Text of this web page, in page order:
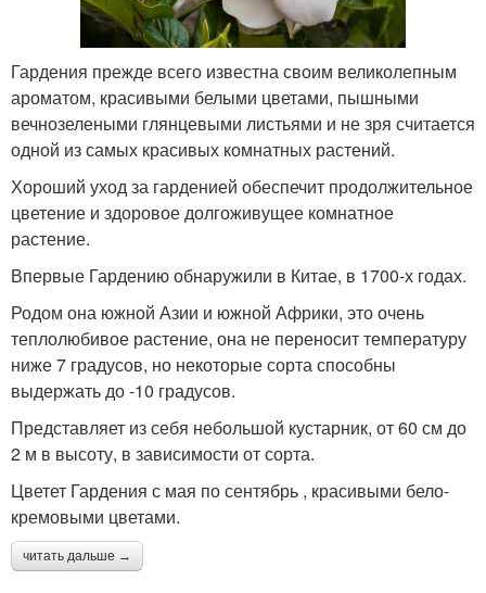
Пассифлоры в
домашних условиях
Условия из семян
Гранат в домашних
условиях
Гортензии в комнатных
условиях
Гардения прежде всего известна своим великолепным
ароматом, красивыми белыми цветами, пышными
вечнозелеными глянцевыми листьями и не зря считается
одной из самых красивых комнатных растений.
Хороший уход за гарденией обеспечит продолжительное
цветение и здоровое долгоживущее комнатное
растение.
Впервые Гардению обнаружили в Китае, в 1700-х годах.
Родом она южной Азии и южной Африки, это очень
теплолюбивое растение, она не переносит температуру
ниже 7 градусов, но некоторые сорта способны
выдержать до -10 градусов.
Представляет из себя небольшой кустарник, от 60 см до
2 м в высоту, в зависимости от сорта.
Цветет Гардения с мая по сентябрь , красивыми бело-
кремовыми цветами.
читать дальше →